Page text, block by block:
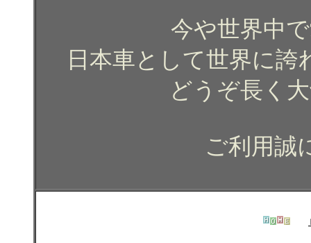
今や世界中
日本車として世界に
どうぞ長く
ご利用誠